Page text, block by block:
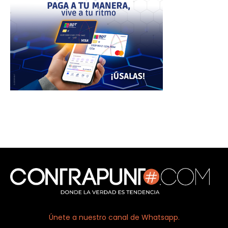
Únete a nuestro canal de Whatsapp.